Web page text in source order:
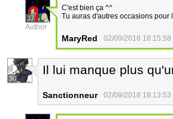
37
Author
C'est bien ça ^^
Tu auras d'autres occasions
MaryRed 02/09/2018 18:15:58
30
Il lui manque plus
Sanctionneur 02/09/2018 19:13:53